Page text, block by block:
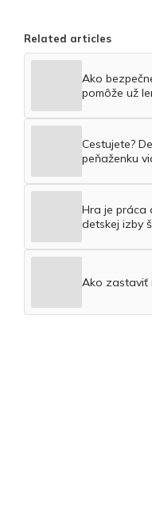
Related articles
Ako
pomôže už
Cestujete?
peňaženku
Hra je práca
detskej izby
Ako zastaviť